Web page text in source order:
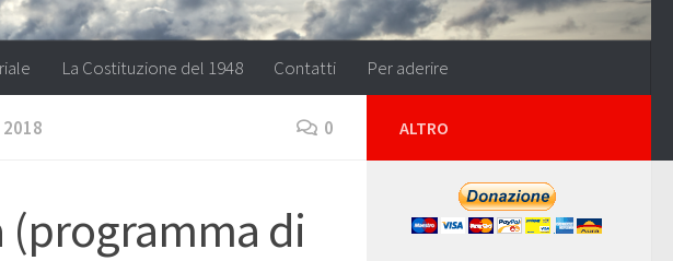
La Costituzione del 1948 Contatti Per aderire
2018 0
di
ALTRO